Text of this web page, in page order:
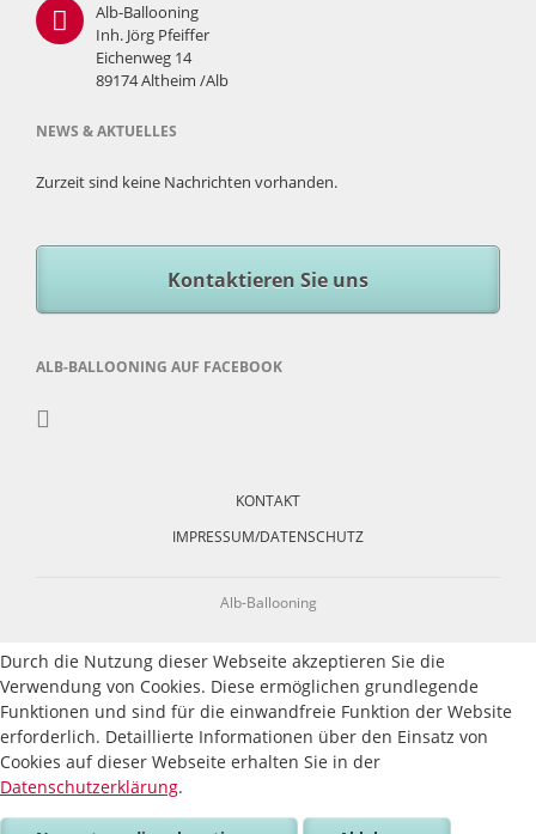
Alb-Ballooning
Inh. Jörg Pfeiffer
Eichenweg 14
89174 Altheim /Alb
NEWS & AKTUELLES
Zurzeit sind keine Nachrichten vorhanden.
Kontaktieren Sie uns
ALB-BALLOONING AUF FACEBOOK
KONTAKT
IMPRESSUM/DATENSCHUTZ
Alb-Ballooning
Durch die Nutzung dieser Webseite akzeptieren Sie die
Verwendung von Cookies. Diese ermöglichen grundlegende
Funktionen und sind für die einwandfreie Funktion der Website
erforderlich. Detaillierte Informationen über den Einsatz von
Cookies auf dieser Webseite erhalten Sie in der
Datenschutzerklärung.